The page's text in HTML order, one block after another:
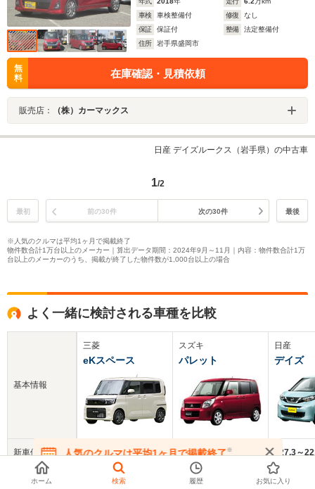
車検
車検整備付 修復
なし
保証
保証付 整備
法定整備付
住所
岩手県盛岡市
無
料
在庫確認・見積依頼
販売店： （株）カーマックス
日産 デイズルークス（岩手県）の中古車
1/2
最初 前の30件 次の30件 最後
※人気のクルマは平均1ヶ月で掲載終了
物件数合計1万台以上のメーカー｜算出データ期間：2024年9月～11月｜内容：物件数合計1万
台以上のメーカーのうち、掲載が終了した物件数が1,000台以上の場合
よく一緒に検討される車種を比較
基本情報
新車価格
中古車
三菱
eKスペース
174.9～194.6万円
173万円
スズキ
パレット
111.3～177.2万円
26.6万円
日産
デイズ
127.3～
117.7万円
人気のクルマは平均1ヶ月で掲載終了※
在庫が無くなる前にお問い合わせください
ホーム 検索 履歴 お気に入り